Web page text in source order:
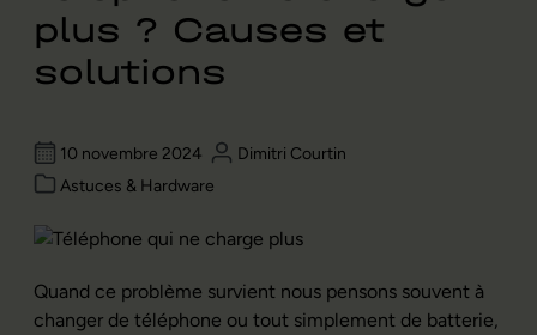
plus ? Causes et
solutions
10 novembre 2024
Dimitri Courtin
Astuces & Hardware
Quand ce problème survient nous pensons souvent à
changer de téléphone ou tout simplement de batterie,